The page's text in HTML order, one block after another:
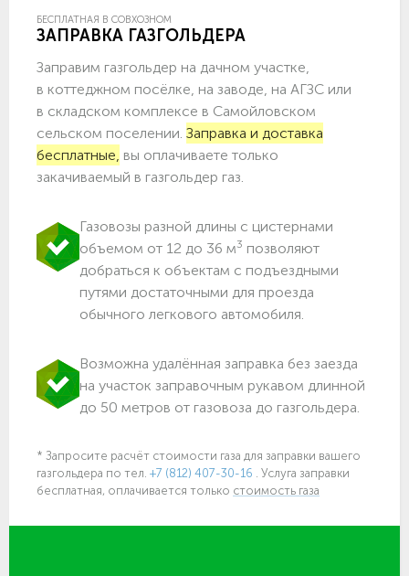
БЕСПЛАТНАЯ В СОВХОЗНОМ
ЗАПРАВКА ГАЗГОЛЬДЕРА
Заправим газгольдер на дачном участке,
в коттеджном посёлке, на заводе, на АГЗС или
в складском комплексе в Самойловском
сельском поселении. Заправка и доставка
бесплатные, вы оплачиваете только
закачиваемый в газгольдер газ.
Газовозы разной длины с цистернами
объемом от 12 до 36 м3 позволяют
добраться к объектам c подъездными
путями достаточными для проезда
обычного легкового автомобиля.
Возможна удалённая заправка без заезда
на участок заправочным рукавом длинной
до 50 метров от газовоза до газгольдера.
* Запросите расчёт стоимости газа для заправки вашего
газгольдера по тел. +7 (812) 407-30-16 . Услуга заправки
бесплатная, оплачивается только стоимость газа